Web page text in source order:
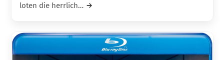
loten die herrlich…